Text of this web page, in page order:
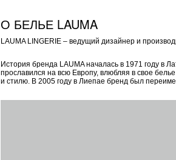
О БЕЛЬЕ LAUMA
LAUMA LINGERIE – ведущий дизайнер и
История бренда LAUMA началась в 1971 году в
прославился на всю Европу, влюбляя в свое
и стилю. В 2005 году в Лиепае бренд был